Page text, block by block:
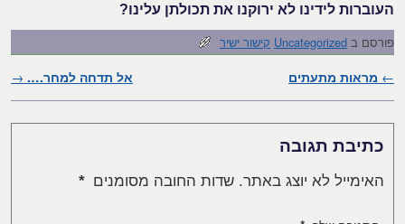
העוברות לידינו לא ירוקנו את תכולתן עלינו?
פורסם ב Uncategorized קישור ישיר
ניווט בפוסטים
← מראות מתעתים אל תדחה למחר…. →
כתיבת תגובה
האימייל לא יוצג באתר. שדות החובה מסומנים *